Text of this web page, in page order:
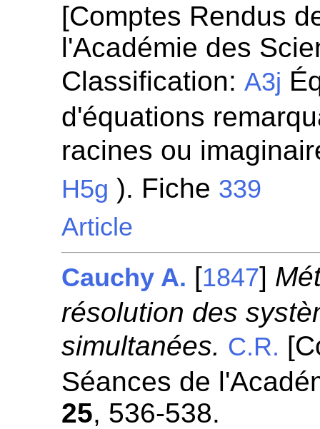
[Comptes Rendus
l'Académie des
Classification:A3j
d'équations
racines ou
H5g ). Fiche 339
Article
Cauchy A. [1847]
résolution des
simultanées. C.R.
Séances de
25, 536-538.